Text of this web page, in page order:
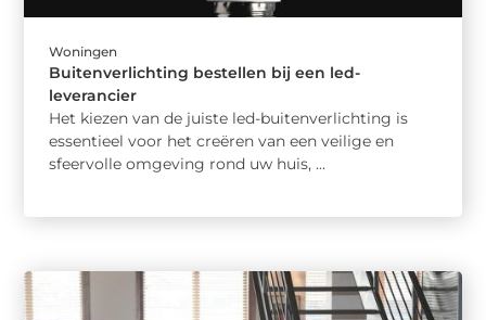
Woningen
Buitenverlichting bestellen bij een led-
leverancier
Het kiezen van de juiste led-buitenverlichting is
essentieel voor het creëren van een veilige en
sfeervolle omgeving rond uw huis, ...